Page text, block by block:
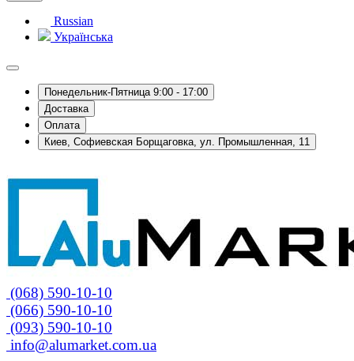
Russian
Українська
Понедельник-Пятница 9:00 - 17:00
Доставка
Оплата
Киев, Софиевская Борщаговка, ул. Промышленная, 11
(068) 590-10-10
(066) 590-10-10
(093) 590-10-10
info@alumarket.com.ua